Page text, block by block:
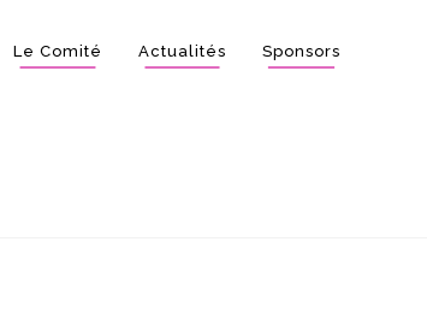
Le Comité Actualités Sponsors